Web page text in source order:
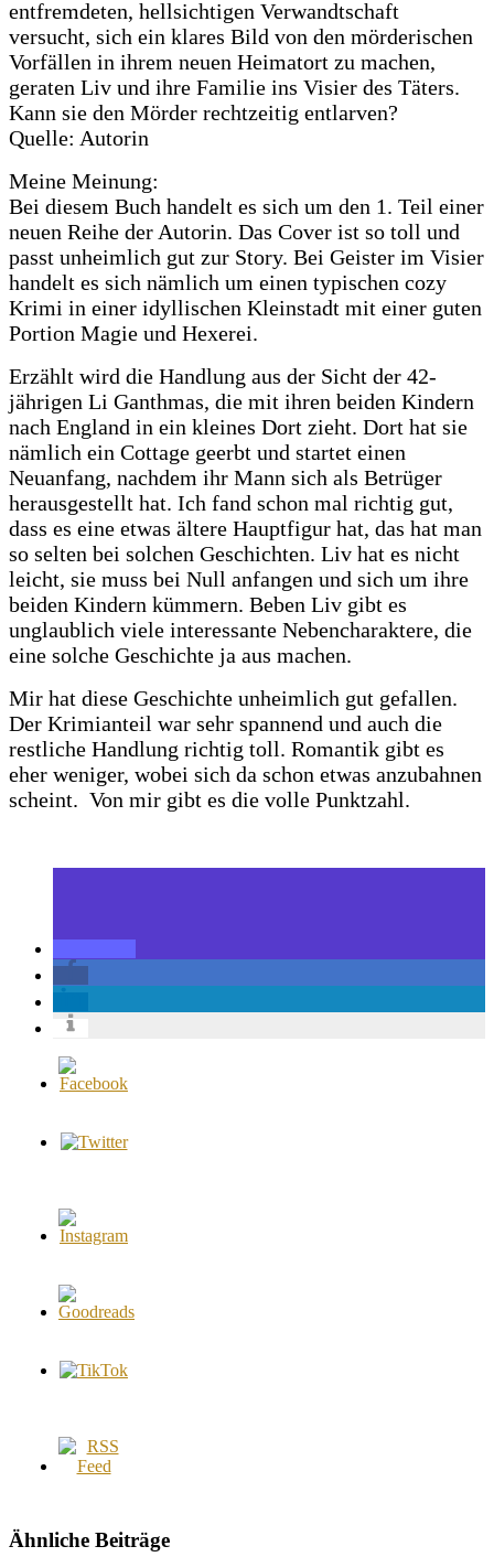
entfremdeten, hellsichtigen Verwandtschaft
versucht, sich ein klares Bild von den mörderischen
Vorfällen in ihrem neuen Heimatort zu machen,
geraten Liv und ihre Familie ins Visier des Täters.
Kann sie den Mörder rechtzeitig entlarven?
Quelle: Autorin
Meine Meinung:
Bei diesem Buch handelt es sich um den 1. Teil einer
neuen Reihe der Autorin. Das Cover ist so toll und
passt unheimlich gut zur Story. Bei Geister im Visier
handelt es sich nämlich um einen typischen cozy
Krimi in einer idyllischen Kleinstadt mit einer guten
Portion Magie und Hexerei.
Erzählt wird die Handlung aus der Sicht der 42-
jährigen Li Ganthmas, die mit ihren beiden Kindern
nach England in ein kleines Dort zieht. Dort hat sie
nämlich ein Cottage geerbt und startet einen
Neuanfang, nachdem ihr Mann sich als Betrüger
herausgestellt hat. Ich fand schon mal richtig gut,
dass es eine etwas ältere Hauptfigur hat, das hat man
so selten bei solchen Geschichten. Liv hat es nicht
leicht, sie muss bei Null anfangen und sich um ihre
beiden Kindern kümmern. Beben Liv gibt es
unglaublich viele interessante Nebencharaktere, die
eine solche Geschichte ja aus machen.
Mir hat diese Geschichte unheimlich gut gefallen.
Der Krimianteil war sehr spannend und auch die
restliche Handlung richtig toll. Romantik gibt es
eher weniger, wobei sich da schon etwas anzubahnen
scheint. Von mir gibt es die volle Punktzahl.
Ähnliche Beiträge